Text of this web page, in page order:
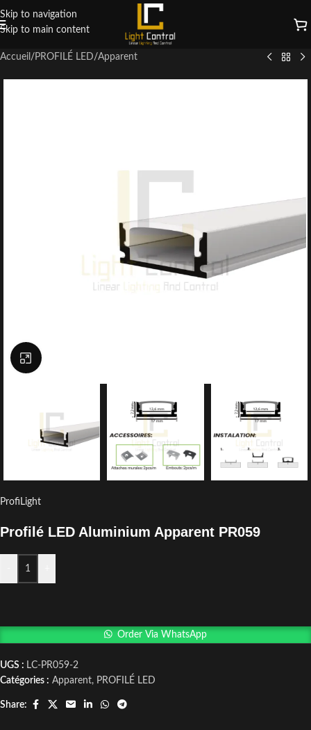
Skip to navigation
Skip to main content
Accueil / PROFILÉ LED/Apparent
Click to enlarge
ProfiLight
Profilé LED Aluminium Apparent PR059
Order Via WhatsApp
UGS : LC-PR059-2
Catégories : Apparent, PROFILÉ LED
Share: